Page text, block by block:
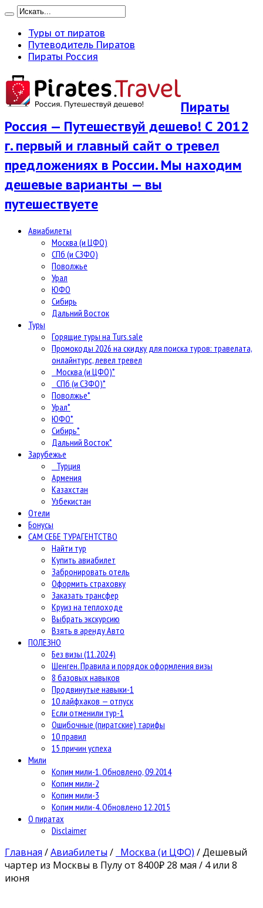
Туры от пиратов
Путеводитель Пиратов
Пираты Россия
Пираты
Россия — Путешествуй дешево! С 2012
г. первый и главный сайт о тревел
предложениях в России. Мы находим
дешевые варианты — вы
путешествуете
Авиабилеты
Москва (и ЦФО)
СПб (и СЗФО)
Поволжье
Урал
ЮФО
Сибирь
Дальний Восток
Туры
Горящие туры на Turs.sale
Промокоды 2026 на скидку для поиска туров: травелата,
онлайнтурс, левел тревел
Москва (и ЦФО)*
СПб (и СЗФО)*
Поволжье*
Урал*
ЮФО*
Сибирь*
Дальний Восток*
Зарубежье
Турция
Армения
Казахстан
Узбекистан
Отели
Бонусы
САМ СЕБЕ ТУРАГЕНТСТВО
Найти тур
Купить авиабилет
Забронировать отель
Оформить страховку
Заказать трансфер
Круиз на теплоходе
Выбрать экскурсию
Взять в аренду Авто
ПОЛЕЗНО
Без визы (11.2024)
Шенген. Правила и порядок оформления визы
8 базовых навыков
Продвинутые навыки-1
10 лайфхаков — отпуск
Если отменили тур-1
Ошибочные (пиратские) тарифы
10 правил
15 причин успеха
Мили
Копим мили-1. Обновлено, 09.2014
Копим мили-2
Копим мили-3
Копим мили-4. Обновлено 12.2015
О пиратах
Disclaimer
Главная /Авиабилеты / Москва (и ЦФО) /Дешевый
чартер из Москвы в Пулу от 8400₽ 28 мая / 4 или 8
июня